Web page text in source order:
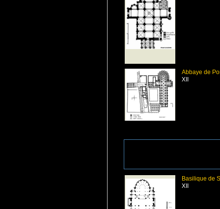
Abbaye de
XII
Basilique de
XII